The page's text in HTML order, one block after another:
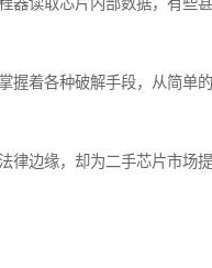
握着各种破解手段，从简单
律边缘，却为二手芯片市场